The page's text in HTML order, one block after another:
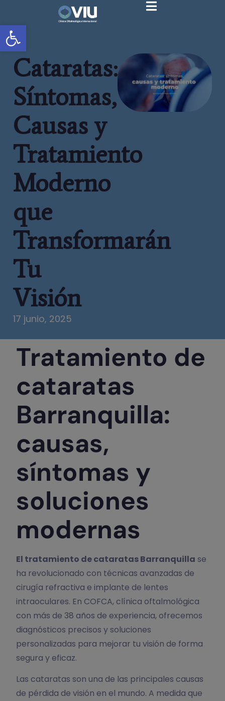
Abrir barra de herramientas
Cataratas:
Síntomas,
Causas y
Tratamiento
Moderno
que
Transformarán
Tu
Visión
17 junio, 2025
Tratamiento de
cataratas
Barranquilla:
causas,
síntomas y
soluciones
modernas
El tratamiento de cataratas Barranquilla se
ha revolucionado con técnicas avanzadas de
cirugía refractiva e implante de lentes
intraoculares. En COFCA, clínica oftalmológica
con más de 38 años de experiencia, ofrecemos
diagnósticos precisos y soluciones
personalizadas para mejorar tu visión de forma
segura y eficaz.
Las cataratas son una de las principales causas
de pérdida de visión en el mundo. A medida que